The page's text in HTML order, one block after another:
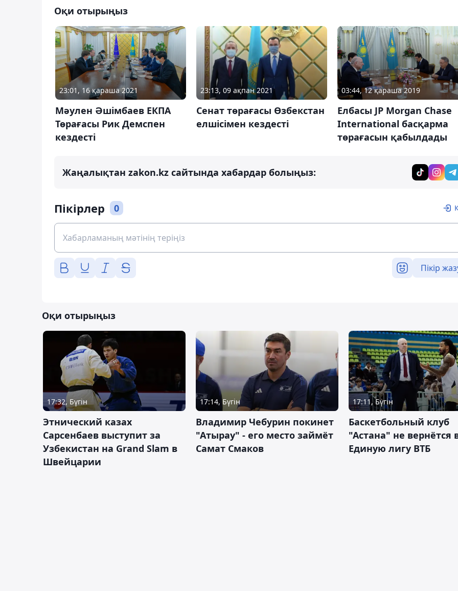
Оқи отырыңыз
23:01, 16 қараша 2021
Мәулен Әшімбаев ЕКПА
Төрағасы Рик Демспен
кездесті
23:13, 09 ақпан 2021
Сенат төрағасы Өзбекстан
елшісімен кездесті
03:44, 12 қараша 2019
Елбасы JP Morgan Chase
International басқарма
төрағасын қабылдады
Жаңалықтан zakon.kz сайтында хабардар болыңыз:
Пікірлер 0
Пікір
Оқи отырыңыз
17:32, Бүгін
Этнический казах
Сарсенбаев выступит за
Узбекистан на Grand Slam в
Швейцарии
17:14, Бүгін
Владимир Чебурин покинет
"Атырау" - его место займёт
Самат Смаков
17:11, Бүгін
Баскетбольный клуб
"Астана" не вернётся
Единую лигу ВТБ